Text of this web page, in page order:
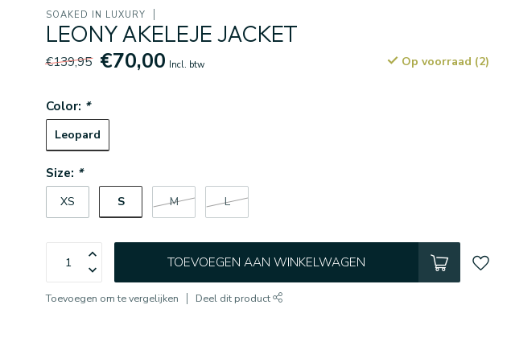
SOAKED IN LUXURY
LEONY AKELEJE JACKET
€139,95 €70,00 Incl. btw Op voorraad (2)
Color: *
Leopard
Size: *
XS S M L
TOEVOEGEN AAN WINKELWAGEN
Toevoegen om te vergelijken Deel dit product